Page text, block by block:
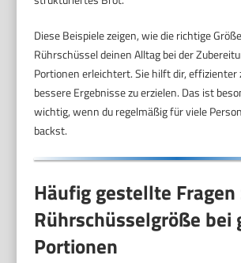
Diese Beispiele zeigen, wie die richtige
Rührschüssel deinen Alltag bei der
Portionen erleichtert. Sie hilft dir, effizienter
bessere Ergebnisse zu erzielen. Das ist
wichtig, wenn du regelmäßig für viele
backst.
Häufig gestellte Fragen
Rührschüsselgröße bei
Portionen